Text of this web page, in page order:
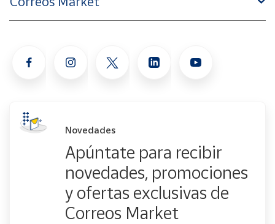
Novedades
Apúntate para recibir
novedades, promociones
y ofertas exclusivas de
Correos Market